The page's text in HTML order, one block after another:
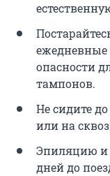
ежедневные
опасности
тампонов.
Не сидите
или на
Эпиляцию и
дней до